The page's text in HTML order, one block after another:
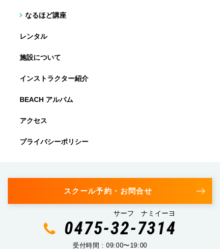
なるほど講座
レンタル
施設について
インストラクター紹介
BEACH アルバム
アクセス
プライバシーポリシー
スクール予約・お問合せ
サーフ ナミイーヨ
0475-32-7314
受付時間 : 09:00〜19:00